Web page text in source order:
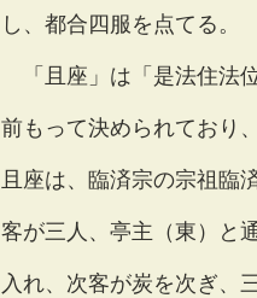
し、都合四服を点てる。
「且座」は「是法住法
前もって決められており
且座は、臨済宗の宗祖臨
客が三人、亭主（東）と
入れ、次客が炭を次ぎ、